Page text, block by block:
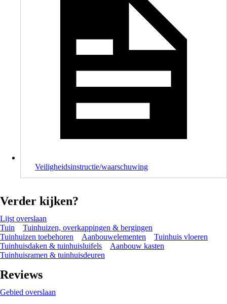
Veiligheidsinstructie/waarschuwing
Verder kijken?
Lijst overslaan
Tuin
Tuinhuizen, overkappingen & bergingen
Tuinhuizen toebehoren
Aanbouwelementen
Tuinhuis vloeren
Tuinhuisdaken & tuinhuisluifels
Aanbouw kasten
Tuinhuisramen & tuinhuisdeuren
Reviews
Gebied overslaan